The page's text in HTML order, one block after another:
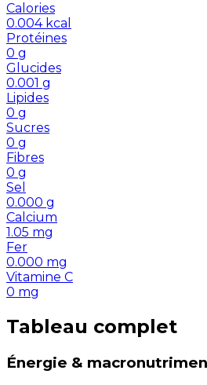
Calories
0.004 kcal
Protéines
0 g
Glucides
0.001 g
Lipides
0 g
Sucres
0 g
Fibres
0 g
Sel
0.000 g
Calcium
1.05 mg
Fer
0.000 mg
Vitamine C
0 mg
Tableau complet
Énergie &